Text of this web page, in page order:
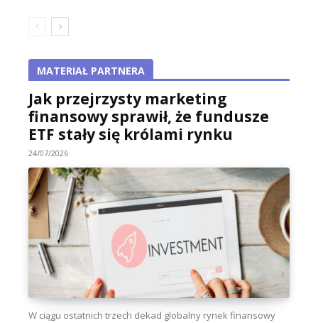
MATERIAŁ PARTNERA
Jak przejrzysty marketing
finansowy sprawił, że fundusze
ETF stały się królami rynku
24/07/2026
W ciągu ostatnich trzech dekad globalny rynek finansowy